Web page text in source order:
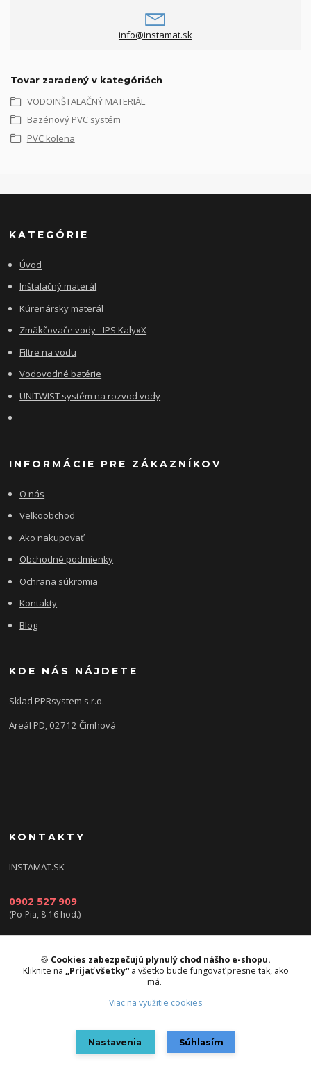
info@instamat.sk
Tovar zaradený v kategóriách
VODOINŠTALAČNÝ MATERIÁL
Bazénový PVC systém
PVC kolena
KATEGÓRIE
Úvod
Inštalačný materál
Kúrenársky materál
Zmäkčovače vody - IPS KalyxX
Filtre na vodu
Vodovodné batérie
UNITWIST systém na rozvod vody
INFORMÁCIE PRE ZÁKAZNÍKOV
O nás
Veľkoobchod
Ako nakupovať
Obchodné podmienky
Ochrana súkromia
Kontakty
Blog
KDE NÁS NÁJDETE
Sklad PPRsystem s.r.o.
Areál PD, 02712 Čimhová
KONTAKTY
INSTAMAT.SK
0902 527 909
(Po-Pia, 8-16 hod.)
info@instamat.sk
🍪 Cookies zabezpečujú plynulý chod nášho e-shopu.
Kliknite na „Prijať všetky“a všetko bude fungovať presne tak, ako
má.
Viac na využitie cookies
Nastavenia Súhlasím